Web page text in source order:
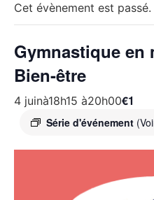
Cet évènement est passé.
Gymnastique en
Bien-être
4 juinà18h15 à20h00
Série d'événement
€1